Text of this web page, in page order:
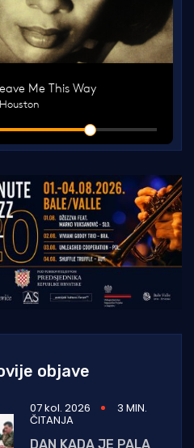
objave
07 kol. 2026 3 MIN.
ČITANJA
DAN KADA JE PALA